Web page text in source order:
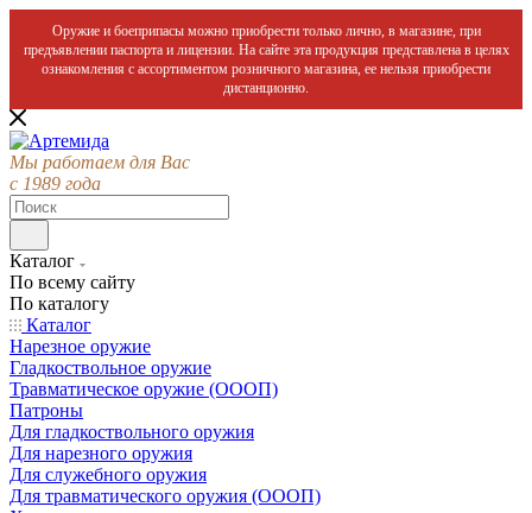
Оружие и боеприпасы можно приобрести только лично, в магазине, при
предъявлении паспорта и лицензии. На сайте эта продукция представлена в целях
ознакомления с ассортиментом розничного магазина, ее нельзя приобрести
дистанционно.
Мы работаем для Вас
с 1989 года
Каталог
По всему сайту
По каталогу
Каталог
Нарезное оружие
Гладкоствольное оружие
Травматическое оружие (ОООП)
Патроны
Для гладкоствольного оружия
Для нарезного оружия
Для служебного оружия
Для травматического оружия (ОООП)